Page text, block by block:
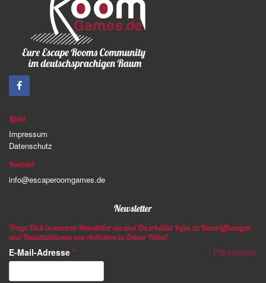
Links
Impressum
Datenschutz
Kontakt
info@escaperoomgames.de
Newsletter
Trage Dich in unseren Newsletter ein und Du erhältst Infos zu Neueröffnungen
und Rabattaktionen von Anbietern in Deiner Nähe!
* Pflichtfelder
E-Mail-Adresse *